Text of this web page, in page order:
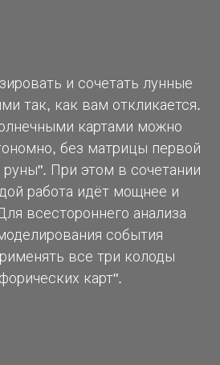
и сочетать лунные
так, как вам откликается.
картами можно
без матрицы первой
При этом в сочетании
работа идёт мощнее и
всестороннего анализа
события
все три колоды
карт".